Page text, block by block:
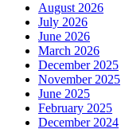
August 2026
July 2026
June 2026
March 2026
December 2025
November 2025
June 2025
February 2025
December 2024